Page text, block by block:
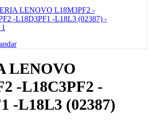
LENOVO
-L18C3PF2 -
-L18L3 (02387)